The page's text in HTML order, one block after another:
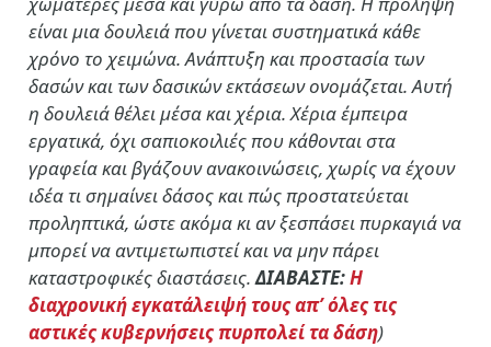
είναι μια δουλειά που γίνεται συστηματικά κάθε
χρόνο το χειμώνα. Ανάπτυξη και προστασία των
δασών και των δασικών εκτάσεων ονομάζεται. Αυτή
η δουλειά θέλει μέσα και χέρια. Χέρια έμπειρα
εργατικά, όχι σαπιοκοιλιές που κάθονται στα
γραφεία και βγάζουν ανακοινώσεις, χωρίς να έχουν
ιδέα τι σημαίνει δάσος και πώς προστατεύεται
προληπτικά, ώστε ακόμα κι αν ξεσπάσει πυρκαγιά να
μπορεί να αντιμετωπιστεί και να μην πάρει
καταστροφικές διαστάσεις.ΔΙΑΒΑΣΤΕ:Η
διαχρονική εγκατάλειψή τους απ’ όλες τις
αστικές κυβερνήσεις πυρπολεί τα δάση)